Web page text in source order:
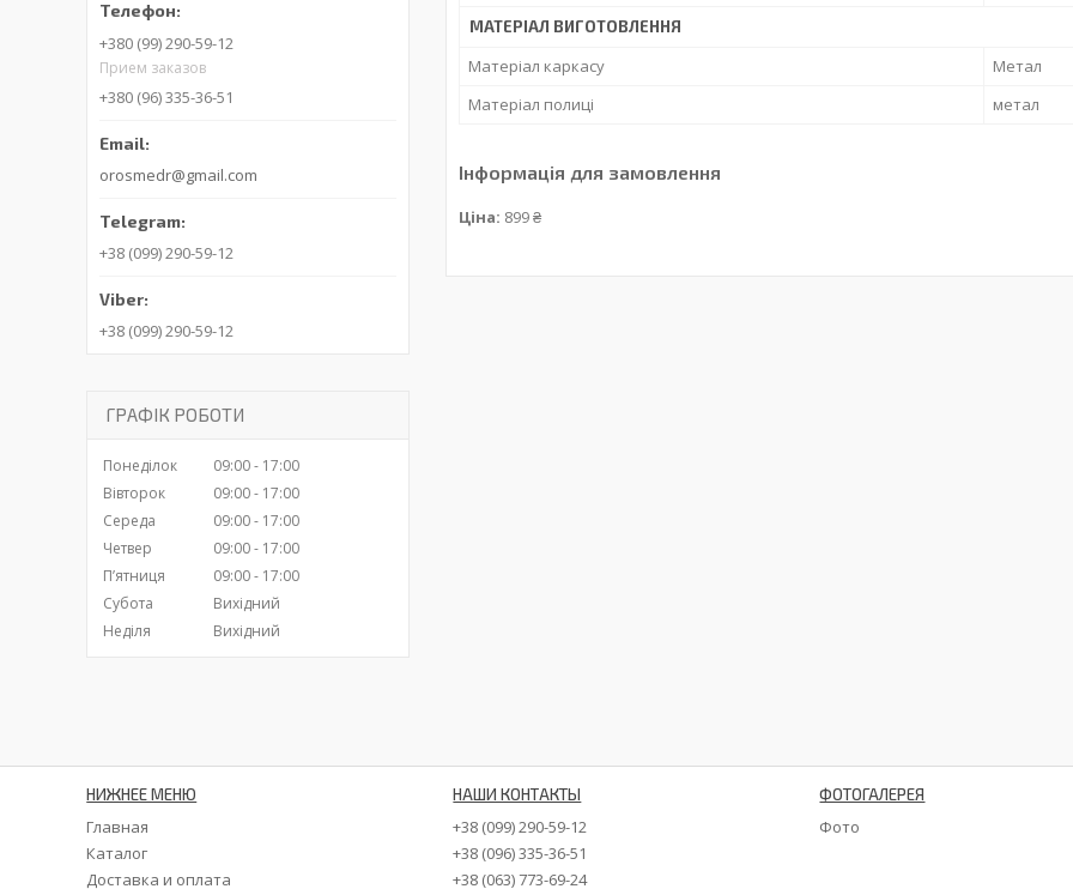
МАТЕРІАЛ ВИГОТОВЛЕННЯ
Матеріал каркасу
Метал
Матеріал полиці
метал
Інформація для замовлення
Ціна: 899 ₴
+380 (99) 290-59-12
Прием заказов
+380 (96) 335-36-51
orosmedr@gmail.com
+38 (099) 290-59-12
+38 (099) 290-59-12
ГРАФІК РОБОТИ
Понеділок 09:00
17:00
Вівторок
09:00
17:00
Середа
09:00
17:00
Четвер
09:00
17:00
Пʼятниця
09:00
17:00
Субота
Вихідний
Неділя
Вихідний
НИЖНЕЕ МЕНЮ
Главная
Каталог
Доставка и оплата
НАШИ КОНТАКТЫ
+38 (099) 290-59-12
+38 (096) 335-36-51
+38 (063) 773-69-24
ФОТОГАЛЕРЕЯ
Фото